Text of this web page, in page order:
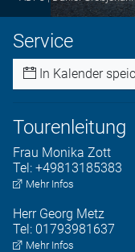
Service
In Kalender
Tourenleitung
Frau Monika Zott
Tel: +49813185383
Mehr Infos
Herr Georg Metz
Tel: 01793981637
Mehr Infos